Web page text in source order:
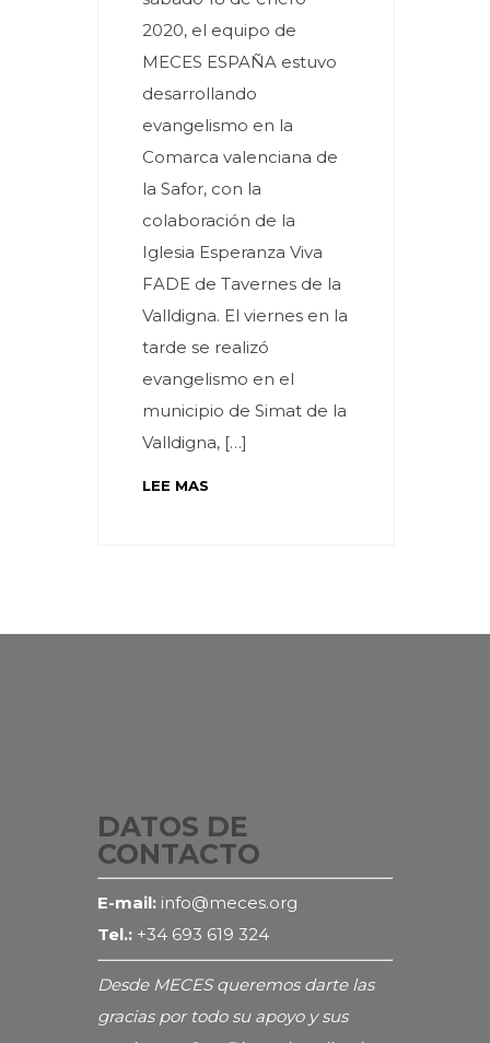
2020, el equipo de
MECES ESPAÑA estuvo
desarrollando
evangelismo en la
Comarca valenciana de
la Safor, con la
colaboración de la
Iglesia Esperanza Viva
FADE de Tavernes de la
Valldigna. El viernes en la
tarde se realizó
evangelismo en el
municipio de Simat de la
Valldigna, […]
LEE MAS
DATOS DE
CONTACTO
E-mail: info@meces.org
Tel.: +34 693 619 324
Desde MECES queremos darte las
gracias por todo su apoyo y sus